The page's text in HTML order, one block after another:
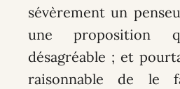
sévèrement un
une proposition
désagréable ; et
raisonnable de le